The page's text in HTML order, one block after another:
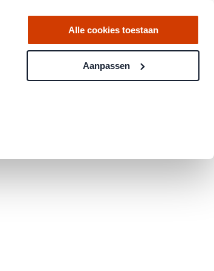
Alle cookies toestaan
Aanpassen